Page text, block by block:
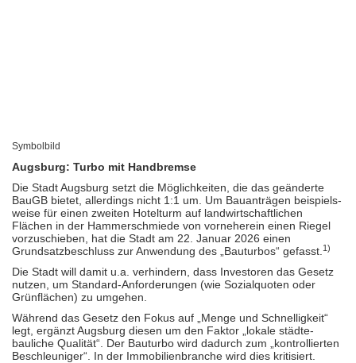
Symbolbild
Augsburg: Turbo mit Handbremse
Die Stadt Augsburg setzt die Möglichkeiten, die das geänderte
BauGB bietet, allerdings nicht 1:1 um. Um Bauanträgen beispiels­
weise für einen zweiten Hotelturm auf landwirt­schaft­lichen
Flächen in der Hammer­schmiede von vorne­herein einen Riegel
vorzu­schieben, hat die Stadt am 22. Januar 2026 einen
Grundsatz­beschluss zur Anwendung des „Bauturbos“ gefasst. 1)
Die Stadt will damit u.a. verhindern, dass Investoren das Gesetz
nutzen, um Standard-Anforde­rungen (wie Sozial­quoten oder
Grünflächen) zu umgehen.
Während das Gesetz den Fokus auf „Menge und Schnellig­keit“
legt, ergänzt Augsburg diesen um den Faktor „lokale städte­
bauliche Qualität“. Der Bauturbo wird dadurch zum „kontrol­lierten
Beschleuniger“. In der Immobilien­branche wird dies kritisiert.